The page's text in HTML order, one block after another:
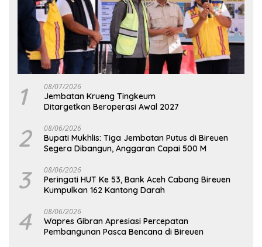
1 08/07/2026
Jembatan Krueng Tingkeum
Ditargetkan Beroperasi Awal 2027
2 08/06/2026
Bupati Mukhlis: Tiga Jembatan Putus di Bireuen
Segera Dibangun, Anggaran Capai 500 M
3 08/06/2026
Peringati HUT Ke 53, Bank Aceh Cabang Bireuen
Kumpulkan 162 Kantong Darah
4 08/06/2026
Wapres Gibran Apresiasi Percepatan
Pembangunan Pasca Bencana di Bireuen